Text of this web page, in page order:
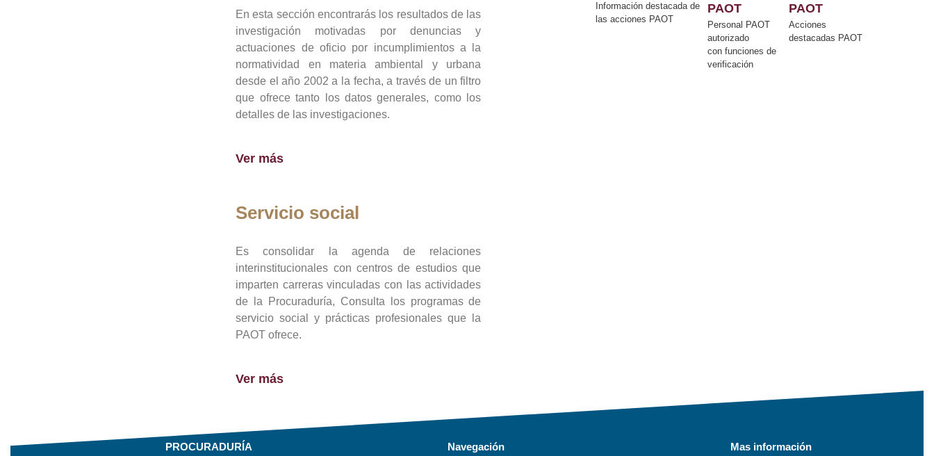
En esta sección encontrarás los resultados de las
investigación motivadas por denuncias y
actuaciones de oficio por incumplimientos a la
normatividad en materia ambiental y urbana
desde el año 2002 a la fecha, a través de un filtro
que ofrece tanto los datos generales, como los
detalles de las investigaciones.
Ver más
Servicio social
Es consolidar la agenda de relaciones
interinstitucionales con centros de estudios que
imparten carreras vinculadas con las actividades
de la Procuraduría, Consulta los programas de
servicio social y prácticas profesionales que la
PAOT ofrece.
Ver más
Información destacada de
las acciones PAOT
PAOT
Personal PAOT
autorizado
con funciones de
verificación
PAOT
Acciones
destacadas PAOT
PROCURADURÍA Navegación Mas información